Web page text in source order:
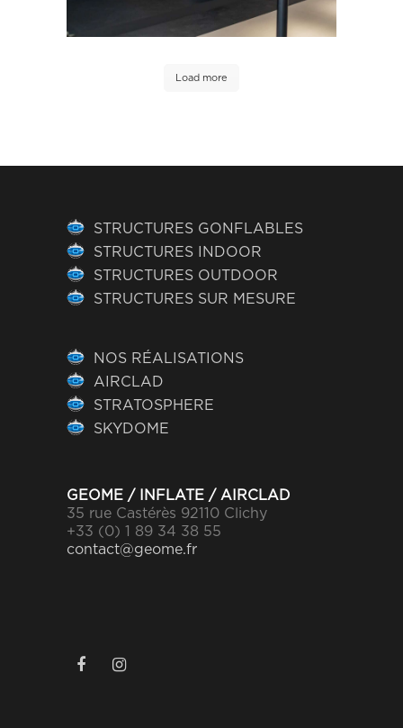
Load more
STRUCTURES GONFLABLES
STRUCTURES INDOOR
STRUCTURES OUTDOOR
STRUCTURES SUR MESURE
NOS RÉALISATIONS
AIRCLAD
STRATOSPHERE
SKYDOME
GEOME / INFLATE / AIRCLAD
35 rue Castérès 92110 Clichy
+33 (0) 1 89 34 38 55
contact@geome.fr